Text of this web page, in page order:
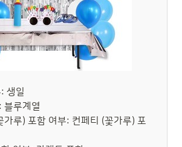
생일
블루계열
가루) 포함 여부: 컨페티 (꽃가루) 포